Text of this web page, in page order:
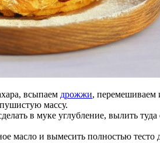
всыпаем дрожжи, перемешиваем
массу.
в муке углубление, вылить
масло и вымесить полностью тесто